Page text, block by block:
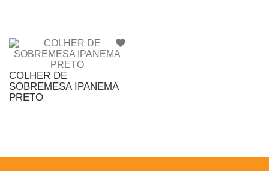
COLHER DE
SOBREMESA IPANEMA
PRETO